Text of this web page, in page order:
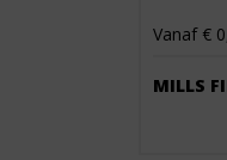
Vanaf €
MILLS